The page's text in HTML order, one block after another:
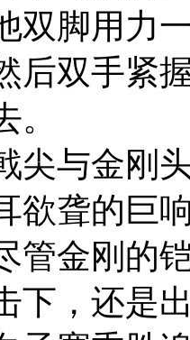
双脚用力
后双手紧
。
尖与金刚
欲聋的巨
管金刚的
下，还是